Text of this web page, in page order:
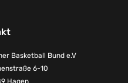
Basketball Bund e.V
6-10
Hagen